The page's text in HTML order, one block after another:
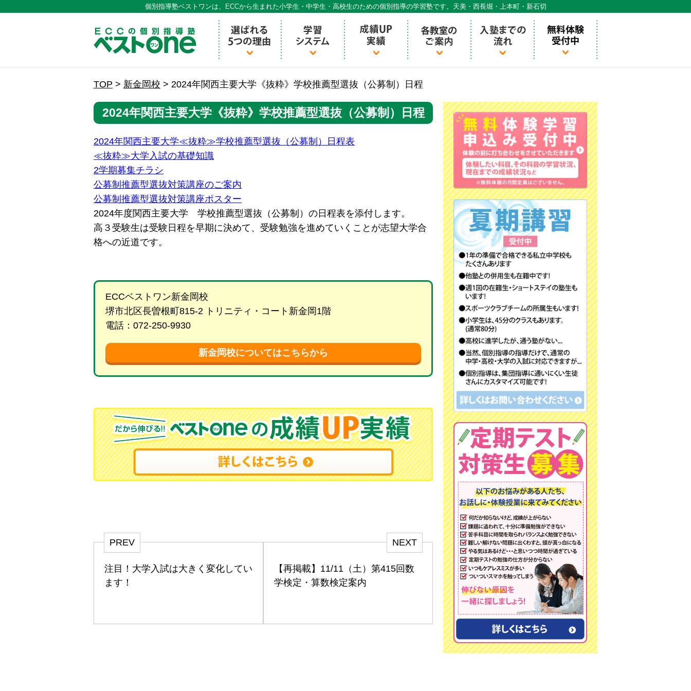
個別指導塾ベストワンは、ECCから生まれた小学生・中学生・高校生のための個別指導の学習塾です。天美・西長堀・上本町・新石切
ECCの個別指導ECCベストワン
TOP > 新金岡校 > 2024年関西主要大学《抜粋》学校推薦型選抜（公募制）日程
2024年関西主要大学《抜粋》学校推薦型選抜（公募制）日程
2024年関西主要大学≪抜粋≫学校推薦型選抜（公募制）日程表
≪抜粋≫大学入試の基礎知識
2学期募集チラシ
公募制推薦型選抜対策講座のご案内
公募制推薦型選抜対策講座ポスター
2024年度関西主要大学 学校推薦型選抜（公募制）の日程表を添付します。
高３受験生は受験日程を早期に決めて、受験勉強を進めていくことが志望大学合
格への近道です。
ECCベストワン新金岡校
堺市北区長曽根町815-2 トリニティ・コート新金岡1階
電話：072-250-9930
新金岡校についてはこちらから
PREV
注目！大学入試は大きく変化してい
ます！
NEXT
【再掲載】11/11（土）第415回数
学検定・算数検定案内